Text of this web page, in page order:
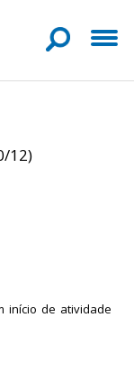
12)
início de atividade